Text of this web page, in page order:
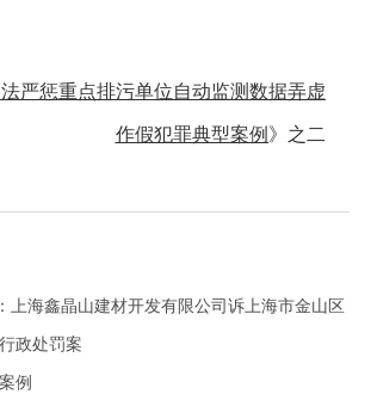
严惩重点排污单位自动监测数据弄虚
作假犯罪典型案例 》 之二
上海鑫晶山建材开发有限公司诉上海市金山区
政处罚案
例